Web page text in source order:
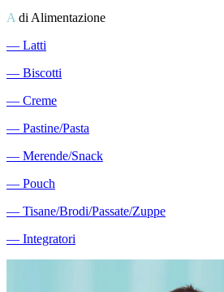
A di Alimentazione
― Latti
― Biscotti
― Creme
― Pastine/Pasta
― Merende/Snack
― Pouch
― Tisane/Brodi/Passate/Zuppe
― Integratori